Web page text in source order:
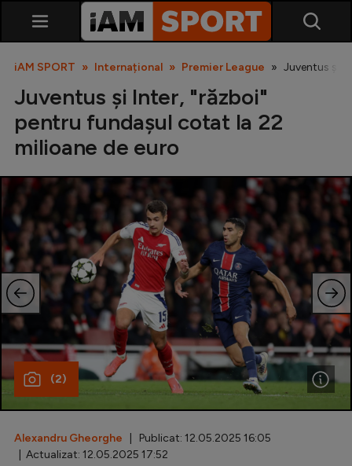
SuperLiga
Liga 2
Cupa României
Echipa Națională
U21
Fotbal feminin
Special
Diverse
Inedit
iAM SPORT Internațional Premier League Juventus și
Juventus și Inter, "război"
pentru fundașul cotat la 22
milioane de euro
(2)
Alexandru Gheorghe | Publicat: 12.05.2025 16:05
| Actualizat: 12.05.2025 17:52